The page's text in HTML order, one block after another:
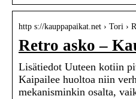
http s://kauppapaikat.net › Tori ›
Retro asko –
Lisätiedot Uuteen kotiin
Kaipailee huoltoa niin
mekanisminkin osalta,